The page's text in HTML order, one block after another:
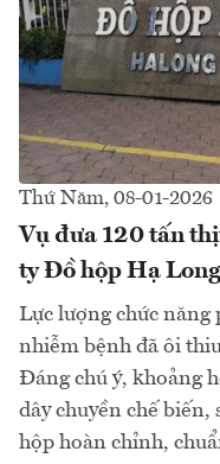
Thứ Năm, 08-01-2026
Vụ đưa 120 tấn
ty Đồ hộp Hạ
Lực lượng chức
nhiễm bệnh đã ôi
Đáng chú ý, khoảng
dây chuyền chế
hộp hoàn chỉnh,